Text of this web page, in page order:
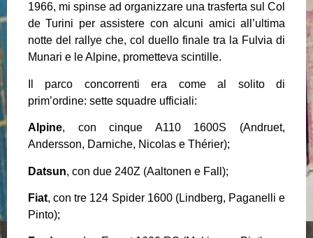
1966, mi spinse ad organizzare una trasferta sul Col
de Turini per assistere con alcuni amici all’ultima
notte del rallye che, col duello finale tra la Fulvia di
Munari e le Alpine, prometteva scintille.
Il parco concorrenti era come al solito di
prim’ordine: sette squadre ufficiali:
Alpine, con cinque A110 1600S (Andruet,
Andersson, Darniche, Nicolas e Thérier);
Datsun, con due 240Z (Aaltonen e Fall);
Fiat, con tre 124 Spider 1600 (Lindberg, Paganelli e
Pinto);